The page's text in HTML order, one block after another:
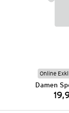
Online
Damen